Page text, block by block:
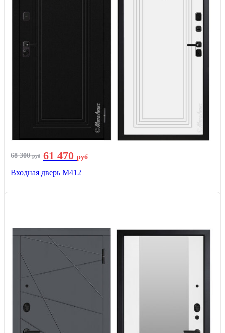
68 300руб 61 470 руб
Входная дверь М412